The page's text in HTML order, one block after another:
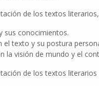
de los textos
sus conocimientos.
el texto y su postura
la visión de mundo y el
de los textos